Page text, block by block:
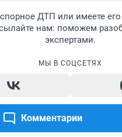
Комментарии
ДТП или имеете
нам: поможем
экспертами.
МЫ В СОЦСЕТЯХ
Написать в редакцию